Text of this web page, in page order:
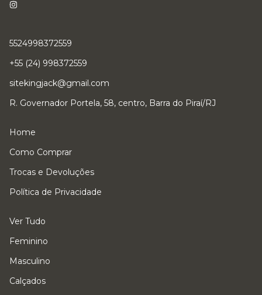
5524998372559
+55 (24) 998372559
sitekingjack@gmail.com
R. Governador Portela, 58, centro, Barra do Piraí/RJ
Home
Como Comprar
Trocas e Devoluções
Política de Privacidade
Ver Tudo
Feminino
Masculino
Calçados